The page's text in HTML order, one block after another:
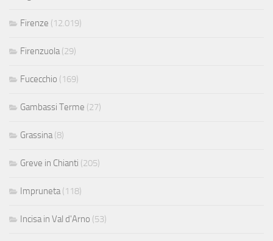
Firenze (12.019)
Firenzuola(29)
Fucecchio (169)
Gambassi Terme (27)
Grassina(8)
Greve in Chianti (205)
Impruneta(118)
Incisa in Val d'Arno (53)